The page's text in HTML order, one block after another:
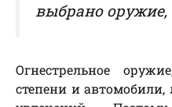
выбрано оружие,
Огнестрельное
степени и